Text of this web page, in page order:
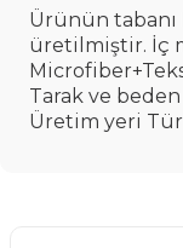
Ürünün
üretilmiştir. İç
Tarak ve beden
Üretim yeri